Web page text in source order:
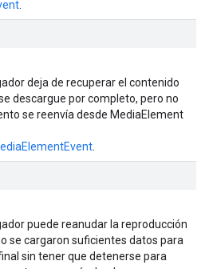
deja de recuperar el contenido
descargue por completo, pero no
se reenvía desde MediaElement
puede reanudar la reproducción
se cargaron suficientes datos para
sin tener que detenerse para